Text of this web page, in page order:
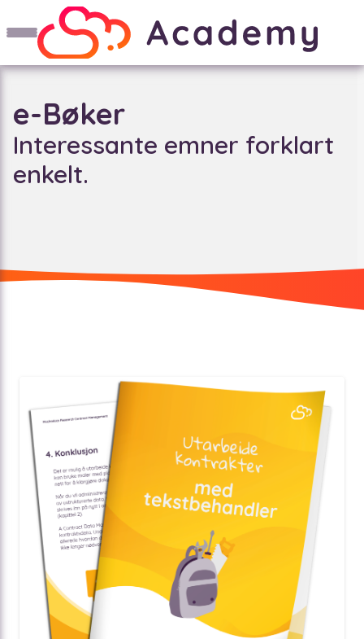
e-Bøker
Interessante emner forklart
enkelt.